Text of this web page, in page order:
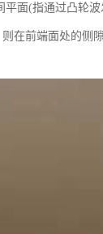
面(指通过凸轮
在前端面处的侧